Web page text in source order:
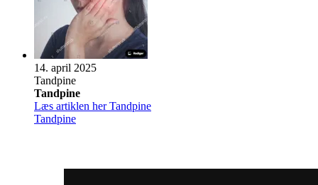
14. april 2025
Tand­pine
Tand­pine
Læs artiklen herTand­pine
Tand­pine